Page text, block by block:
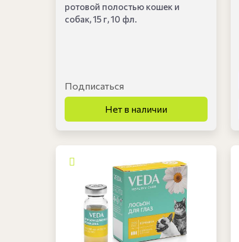
ротовой полостью кошек и
собак, 15 г, 10 фл.
Подписаться